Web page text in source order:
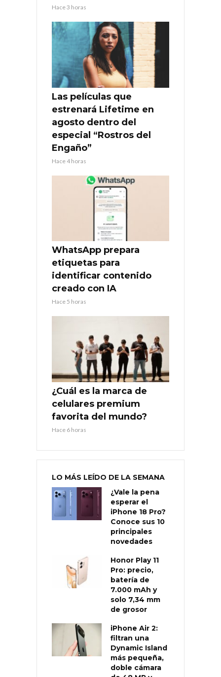
Hace 3 horas
Las películas que
estrenará Lifetime en
agosto dentro del
especial “Rostros del
Engaño”
Hace 4 horas
WhatsApp prepara
etiquetas para
identificar contenido
creado con IA
Hace 5 horas
¿Cuál es la marca de
celulares premium
favorita del mundo?
Hace 6 horas
LO MÁS LEÍDO DE LA SEMANA
¿Vale la pena
esperar el
iPhone 18 Pro?
Conoce sus 10
principales
novedades
Honor Play 11
Pro: precio,
batería de
7.000 mAh y
solo 7,34 mm
de grosor
iPhone Air 2:
filtran una
Dynamic Island
más pequeña,
doble cámara